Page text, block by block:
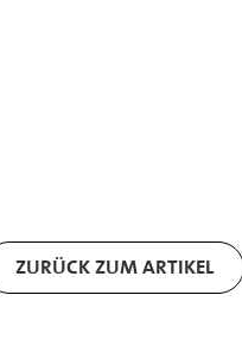
ZURÜCK ZUM ARTIKEL